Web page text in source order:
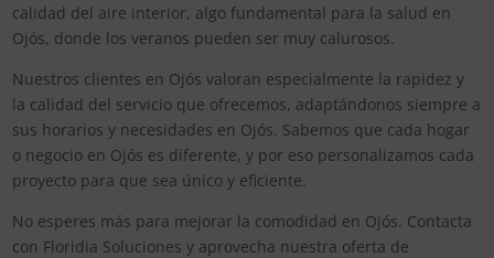
calidad del aire interior, algo fundamental para la salud en
Ojós, donde los veranos pueden ser muy calurosos.
Nuestros clientes en Ojós valoran especialmente la rapidez y
la calidad del servicio que ofrecemos, adaptándonos siempre a
sus horarios y necesidades en Ojós. Sabemos que cada hogar
o negocio en Ojós es diferente, y por eso personalizamos cada
proyecto para que sea único y eficiente.
No esperes más para mejorar la comodidad en Ojós. Contacta
con Floridia Soluciones y aprovecha nuestra oferta de